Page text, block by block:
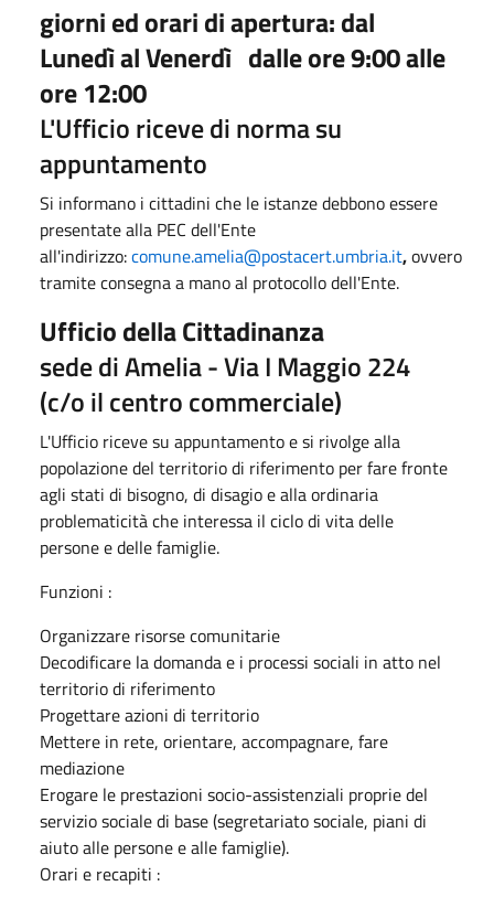
giorni ed orari di apertura: dal
Lunedì al Venerdì dalle ore 9:00 alle
ore 12:00
L'Ufficio riceve di norma su
appuntamento
Si informano i cittadini che le istanze debbono essere
presentate alla PEC dell'Ente
all'indirizzo:comune.amelia@postacert.umbria.it,ovvero
tramite consegna a mano al protocollo dell'Ente.
Ufficio della Cittadinanza
sede di Amelia - Via I Maggio 224
(c/o il centro commerciale)
L'Ufficio riceve su appuntamento e si rivolge alla
popolazione del territorio di riferimento per fare fronte
agli stati di bisogno, di disagio e alla ordinaria
problematicità che interessa il ciclo di vita delle
persone e delle famiglie.
Funzioni :
Organizzare risorse comunitarie
Decodificare la domanda e i processi sociali in atto nel
territorio di riferimento
Progettare azioni di territorio
Mettere in rete, orientare, accompagnare, fare
mediazione
Erogare le prestazioni socio-assistenziali proprie del
servizio sociale di base (segretariato sociale, piani di
aiuto alle persone e alle famiglie).
Orari e recapiti :